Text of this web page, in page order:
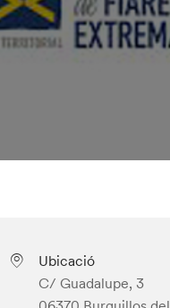
Ubicació
C/ Guadalupe, 3